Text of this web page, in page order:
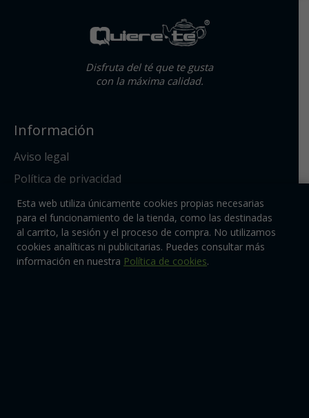
Disfruta del té que te gusta
con la máxima calidad.
Información
Aviso legal
Política de privacidad
Política de cookies
Condiciones de compra
Enlaces
Esta web utiliza únicamente cookies propias necesarias
para el funcionamiento de la tienda, como las destinadas
al carrito, la sesión y el proceso de compra. No utilizamos
cookies analíticas ni publicitarias. Puedes consultar más
información en nuestra Política de cookies.